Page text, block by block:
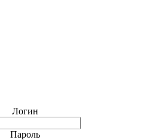
Логин
Пароль